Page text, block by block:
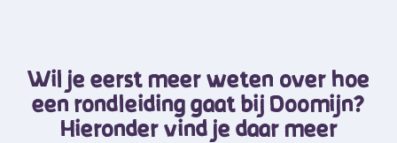
Wil je eerst meer weten over hoe
een rondleiding gaat bij Doomijn?
Hieronder vind je daar meer